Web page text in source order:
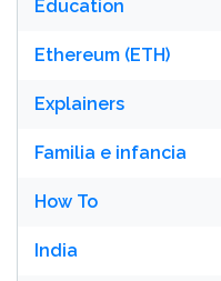
Education
Ethereum (ETH)
Explainers
Familia e infancia
How To
India